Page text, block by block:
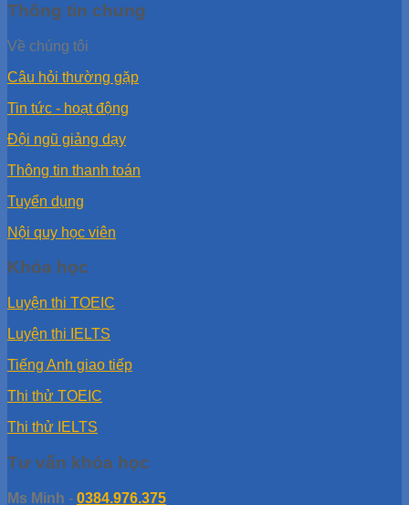
Thông tin chung
Về chúng tôi
Câu hỏi thường gặp
Tin tức - hoạt động
Đội ngũ giảng dạy
Thông tin thanh toán
Tuyển dụng
Nội quy học viên
Khóa học
Luyện thi TOEIC
Luyện thi IELTS
Tiếng Anh giao tiếp
Thi thử TOEIC
Thi thử IELTS
Tư vấn khóa học
Ms Minh - 0384.976.375